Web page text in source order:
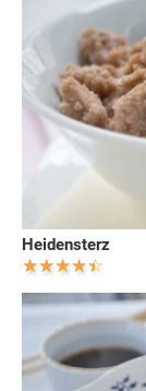
Heidensterz